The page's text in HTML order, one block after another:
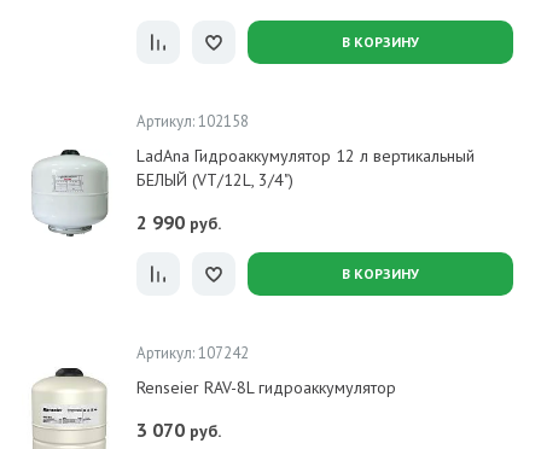
В КОРЗИНУ
Артикул: 102158
LadAna Гидроаккумулятор 12 л вертикальный
БЕЛЫЙ (VT/12L, 3/4")
2 990 руб.
В КОРЗИНУ
Артикул: 107242
Renseier RAV-8L гидроаккумулятор
3 070 руб.